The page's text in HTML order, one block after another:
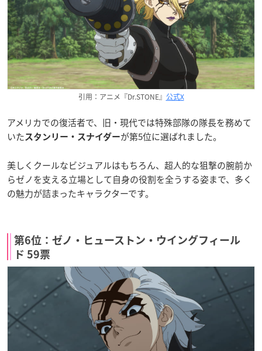
引用：アニメ『Dr.STONE』 公式X
アメリカでの復活者で、旧・現代では特殊部隊の隊長を務めて
いた スタンリー・スナイダーが第5位に選ばれました。
美しくクールなビジュアルはもちろん、超人的な狙撃の腕前か
らゼノを支える立場として自身の役割を全うする姿まで、多く
の魅力が詰まったキャラクターです。
第6位：ゼノ・ヒューストン・ウイングフィール
ド 59票